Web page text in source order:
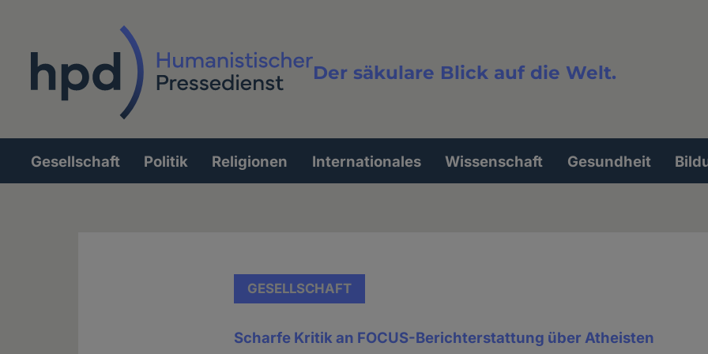
Der säkulare Blick auf die Welt.
Volltextsuche
Hauptnavigation
Gesellschaft Politik Religionen Internationales Wissenschaft Gesundheit
GESELLSCHAFT
Scharfe Kritik an FOCUS-Berichterstattung über Atheisten